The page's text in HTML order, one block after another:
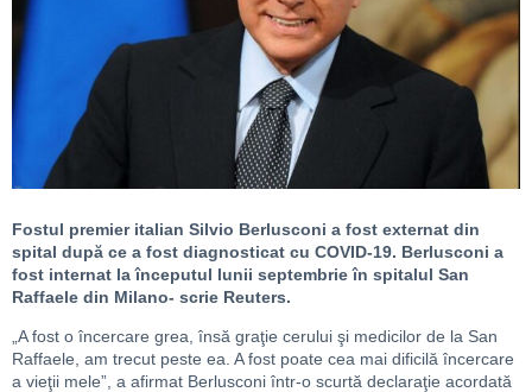
Fostul premier italian Silvio Berlusconi a fost externat din
spital după ce a fost diagnosticat cu COVID-19. Berlusconi a
fost internat la începutul lunii septembrie în spitalul San
Raffaele din Milano- scrie Reuters.
„A fost o încercare grea, însă graţie cerului şi medicilor de la San
Raffaele, am trecut peste ea. A fost poate cea mai dificilă încercare
a vieţii mele”, a afirmat Berlusconi într-o scurtă declaraţie acordată